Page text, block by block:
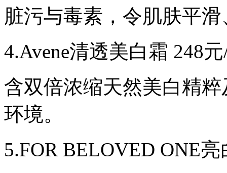
自
动
起
的
富
泡
泡
膜，
细
入
微
脏污与毒素，令肌肤平
4.Avene清透美白霜 248
含双倍浓缩天然美白精
环境。
5.FOR BELOVED ONE